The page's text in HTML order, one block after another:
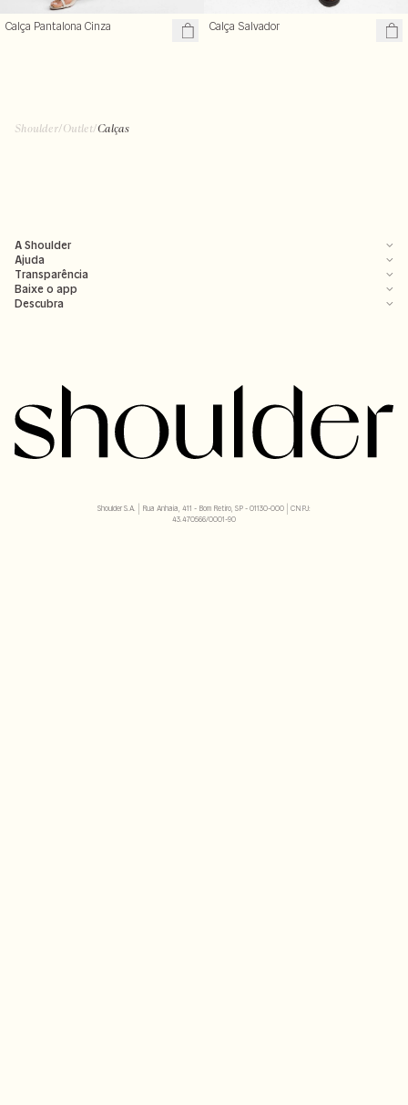
Calça Pantalona Cinza Calça Salvador
Shoulder/Outlet/Calças
A Shoulder
Ajuda
Transparência
Baixe o app
Descubra
Shoulder S.A. | Rua Anhaia, 411 - Bom Retiro, SP - 01130-000 | CNPJ:
43.470566/0001-90